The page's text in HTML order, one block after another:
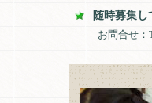
随時募集
お問合せ：